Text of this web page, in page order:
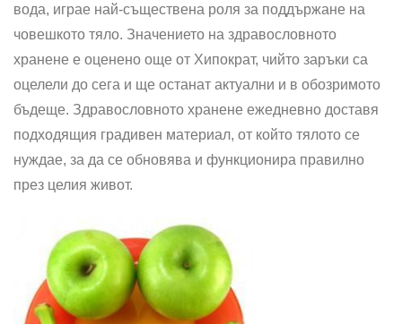
вода, играе най-съществена роля за поддържане на
човешкото тяло. Значението на здравословното
хранене е оценено още от Хипократ, чийто заръки са
оцелели до сега и ще останат актуални и в обозримото
бъдеще. Здравословното хранене ежедневно доставя
подходящия градивен материал, от който тялото се
нуждае, за да се обновява и функционира правилно
през целия живот.